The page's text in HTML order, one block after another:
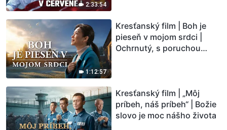
2:33:54
1:12:57
Kresťanský film | Boh je
pieseň v mojom srdci |
Ochrnutý, s poruchou
Kresťanský film | „Môj
príbeh, náš príbeh“ | Božie
slovo je moc nášho života